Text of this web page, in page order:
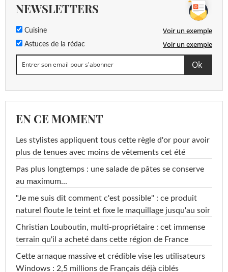
NEWSLETTERS
Cuisine Voir un exemple
Astuces de la rédac Voir un exemple
EN CE MOMENT
Les stylistes appliquent tous cette règle d'or pour avoir
plus de tenues avec moins de vêtements cet été
Pas plus longtemps : une salade de pâtes se conserve
au maximum...
"Je me suis dit comment c'est possible" : ce produit
naturel floute le teint et fixe le maquillage jusqu'au soir
Christian Louboutin, multi-propriétaire : cet immense
terrain qu'il a acheté dans cette région de France
Cette arnaque massive et crédible vise les utilisateurs
Windows : 2,5 millions de Français déjà ciblés